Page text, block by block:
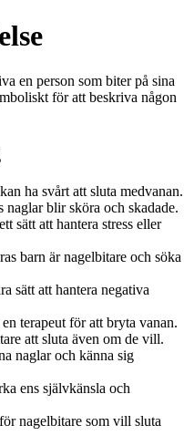
en person som biter på sina
för att beskriva någon
ha svårt att sluta medvanan.
naglar blir sköra och skadade.
sätt att hantera stress eller
barn är nagelbitare och söka
sätt att hantera negativa
terapeut för att bryta vanan.
att sluta även om de vill.
naglar och känna sig
ens självkänsla och
nagelbitare som vill sluta